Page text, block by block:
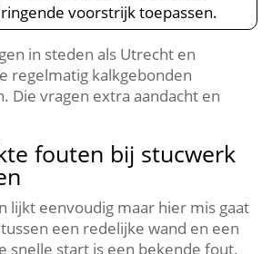
voorstrijk toepassen.​
in steden als Utrecht en
regelmatig kalkgebonden
Die vragen extra aandacht en
fouten bij stucwerk
lijkt eenvoudig maar hier mis gaat
een redelijke wand en een
snelle start is een bekende fout.​